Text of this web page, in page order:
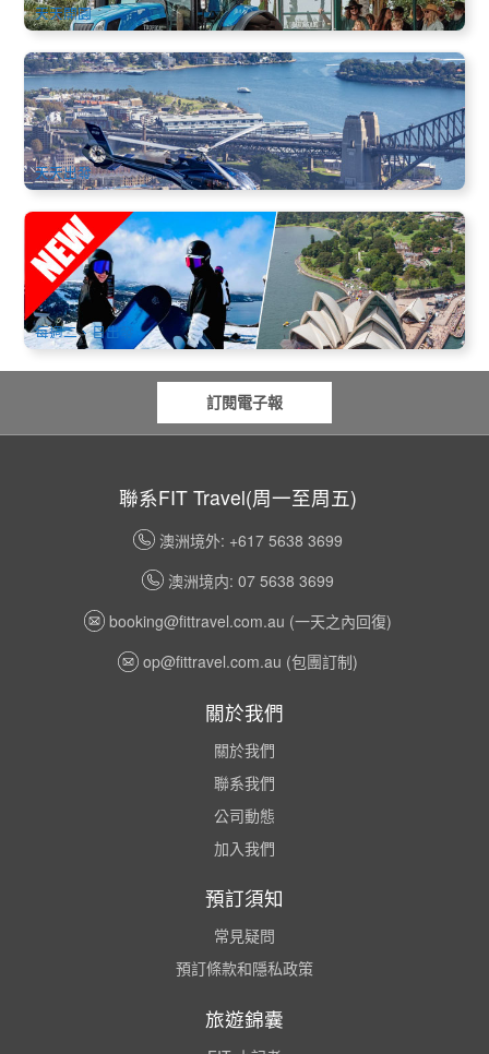
天天開園
悉尼海港城 直升機飛行 20/30分鐘觀光 (雪梨空中觀光)
488 已預訂
AUD $267.00 $270.00
SYD04161
天天出發
2026悉尼滑雪團 | 皇牌滑雪+悉尼全覽7天中文遊 | 包悉尼機場
接送
101 已預訂
AUD $1,899.00
SYD04345
每週二、日出發
訂閱電子報
聯系FIT Travel(周一至周五)
澳洲境外: +617 5638 3699
澳洲境内: 07 5638 3699
booking@fittravel.com.au (一天之內回復)
op@fittravel.com.au (包團訂制)
關於我們
關於我們
聯系我們
公司動態
加入我們
預訂須知
常見疑問
預訂條款和隱私政策
旅遊錦囊